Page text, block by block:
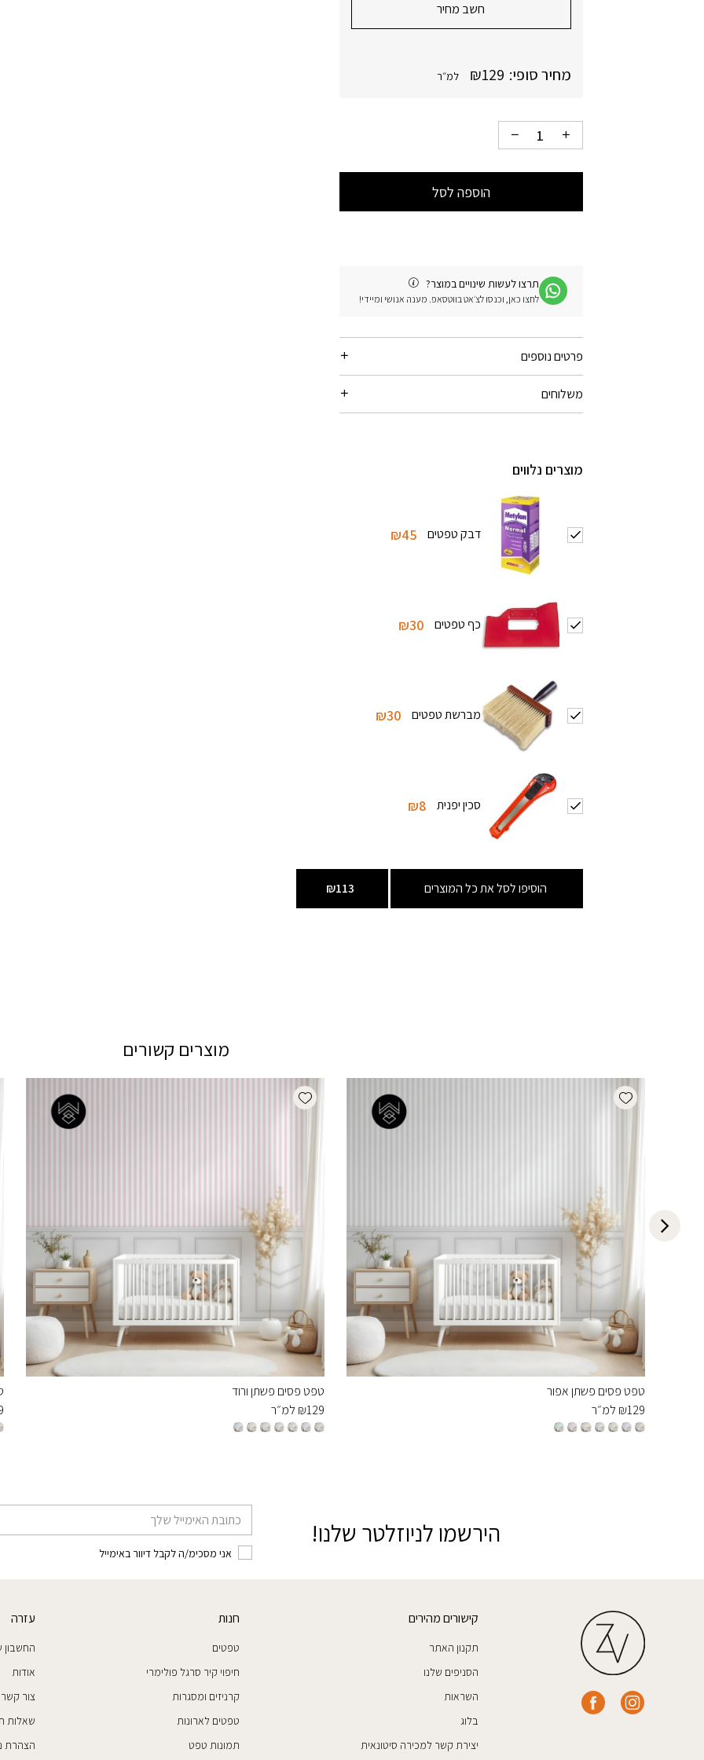
חשב מחיר
מחיר סופי: ₪129 למ״ר
הוספה לסל
תרצו לעשות שינויים במוצר?
לחצו כאן, וכנסו לצ׳אט בווטסאפ. מענה אנושי ומיידי!
פרטים נוספים
משלוחים
מוצרים נלווים
דבק טפטים ₪45
כף טפטים ₪30
מברשת טפטים ₪30
סכין יפנית ₪8
הוסיפו לסל את כל המוצרים ₪113
מוצרים קשורים
Add wishlist
טפט פסים פשתן אפור
₪129 למ״ר
Add wishlist
טפט פסים פשתן ורוד
₪129 למ״ר
הירשמו לניוזלטר שלנו!
אני מסכימ/ה לקבל דיוור באימייל
קישורים מהירים
תקנון האתר
הסניפים שלנו
השראות
בלוג
יצירת קשר למכירה סיטונאית
חנות
טפטים
חיפוי קיר סרגל פולימרי
קרניזים ומסגרות
טפטים לארונות
תמונות טפט
עזרה
החשבון
אודות
צור קשר
שאלות
הצהרת